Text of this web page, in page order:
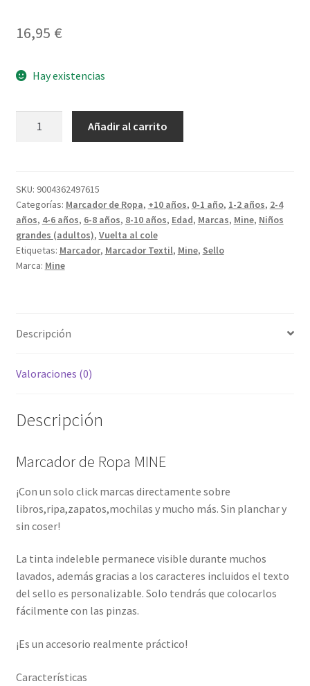
16,95 €
Hay existencias
cantidad
Añadir al carrito
SKU: 9004362497615
Categorías: Marcador de Ropa, +10 años, 0-1 año, 1-2 años, 2-4
años, 4-6 años, 6-8 años, 8-10 años, Edad, Marcas, Mine, Niños
grandes (adultos), Vuelta al cole
Etiquetas: Marcador, Marcador Textil, Mine, Sello
Marca: Mine
Descripción
Valoraciones (0)
Descripción
Marcador de Ropa MINE
¡Con un solo click marcas directamente sobre
libros,ripa,zapatos,mochilas y mucho más. Sin planchar y
sin coser!
La tinta indeleble permanece visible durante muchos
lavados, además gracias a los caracteres incluidos el texto
del sello es personalizable. Solo tendrás que colocarlos
fácilmente con las pinzas.
¡Es un accesorio realmente práctico!
Características